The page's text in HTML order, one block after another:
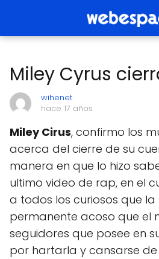
Miley Cyrus
wihenet
hace 17 años
Miley Cirus, confirmo los
acerca del cierre de su
manera en que lo hizo
ultimo video de rap, en el
a todos los curiosos que la
permanente acoso que el
seguidores que posee en
por hartarla y cansarse